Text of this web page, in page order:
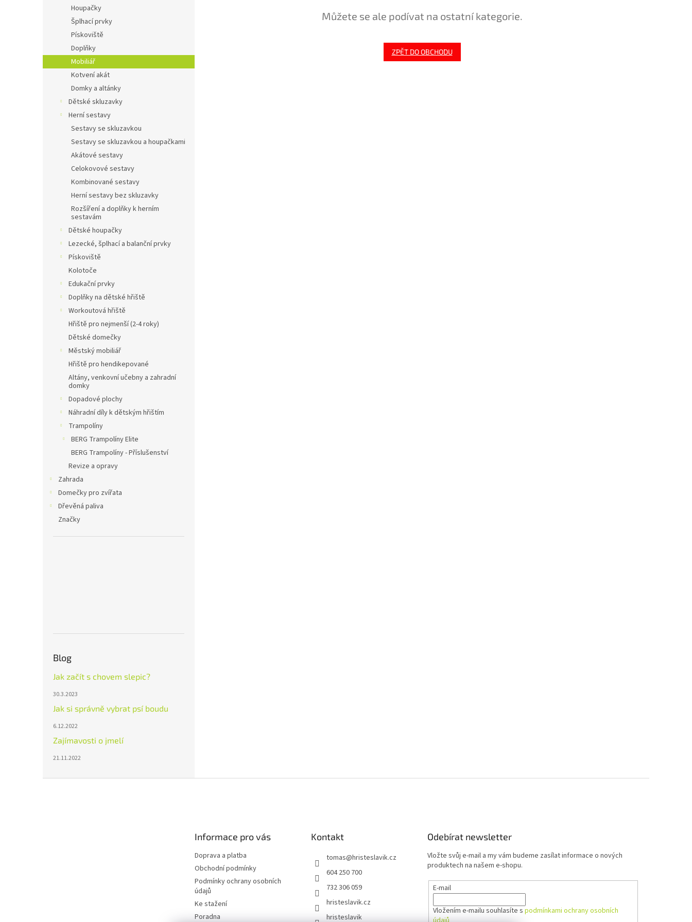
Houpačky
Šplhací prvky
Pískoviště
Doplňky
Mobiliář
Kotvení akát
Domky a altánky
Dětské skluzavky
Herní sestavy
Sestavy se skluzavkou
Sestavy se skluzavkou a houpačkami
Akátové sestavy
Celokovové sestavy
Kombinované sestavy
Herní sestavy bez skluzavky
Rozšíření a doplňky k herním
sestavám
Dětské houpačky
Lezecké, šplhací a balanční prvky
Pískoviště
Kolotoče
Edukační prvky
Doplňky na dětské hřiště
Workoutová hřiště
Hřiště pro nejmenší (2-4 roky)
Dětské domečky
Městský mobiliář
Hřiště pro hendikepované
Altány, venkovní učebny a zahradní
domky
Dopadové plochy
Náhradní díly k dětským hřištím
Trampolíny
BERG Trampolíny Elite
BERG Trampolíny - Příslušenství
Revize a opravy
Zahrada
Domečky pro zvířata
Dřevěná paliva
Značky
Blog
Jak začít s chovem slepic?
30.3.2023
Jak si správně vybrat psí boudu
6.12.2022
Zajímavosti o jmelí
21.11.2022
Můžete se ale podívat na ostatní kategorie.
ZPĚT DO OBCHODU
Informace pro vás
Doprava a platba
Obchodní podmínky
Podmínky ochrany osobních
údajů
Ke stažení
Poradna
Kontakt
tomas@hristeslavik.cz
604 250 700
732 306 059
hristeslavik.cz
hristeslavik
Odebírat newsletter
Vložte svůj e-mail a my vám budeme zasílat informace o nových
produktech na našem e-shopu.
E-mail
Vložením e-mailu souhlasíte spodmínkami ochrany osobních